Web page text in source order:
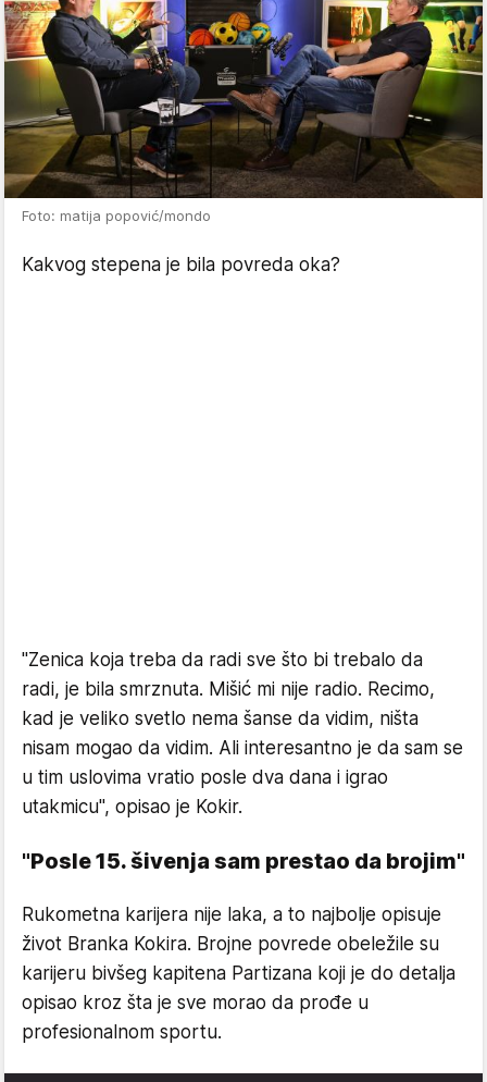
Foto: matija popović/mondo
Kakvog stepena je bila povreda oka?
"Zenica koja treba da radi sve što bi trebalo da
radi, je bila smrznuta. Mišić mi nije radio. Recimo,
kad je veliko svetlo nema šanse da vidim, ništa
nisam mogao da vidim. Ali interesantno je da sam se
u tim uslovima vratio posle dva dana i igrao
utakmicu", opisao je Kokir.
"Posle 15. šivenja sam prestao da brojim"
Rukometna karijera nije laka, a to najbolje opisuje
život Branka Kokira. Brojne povrede obeležile su
karijeru bivšeg kapitena Partizana koji je do detalja
opisao kroz šta je sve morao da prođe u
profesionalnom sportu.